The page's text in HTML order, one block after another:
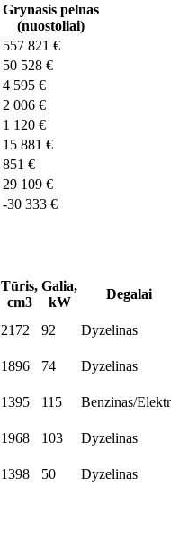
Grynasis pelnas
(nuostoliai)
557 821 €
50 528 €
4 595 €
2 006 €
1 120 €
15 881 €
851 €
29 109 €
-30 333 €
Tūris,
cm3
Galia,
kW
Degalai
2172 92 Dyzelinas
1896 74 Dyzelinas
1395 115 Benzinas/
1968 103 Dyzelinas
1398 50 Dyzelinas